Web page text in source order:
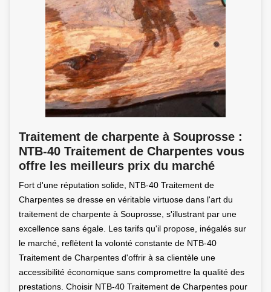
Traitement de charpente à Souprosse :
NTB-40 Traitement de Charpentes vous
offre les meilleurs prix du marché
Fort d'une réputation solide, NTB-40 Traitement de
Charpentes se dresse en véritable virtuose dans l'art du
traitement de charpente à Souprosse, s'illustrant par une
excellence sans égale. Les tarifs qu'il propose, inégalés sur
le marché, reflètent la volonté constante de NTB-40
Traitement de Charpentes d'offrir à sa clientèle une
accessibilité économique sans compromettre la qualité des
prestations. Choisir NTB-40 Traitement de Charpentes pour